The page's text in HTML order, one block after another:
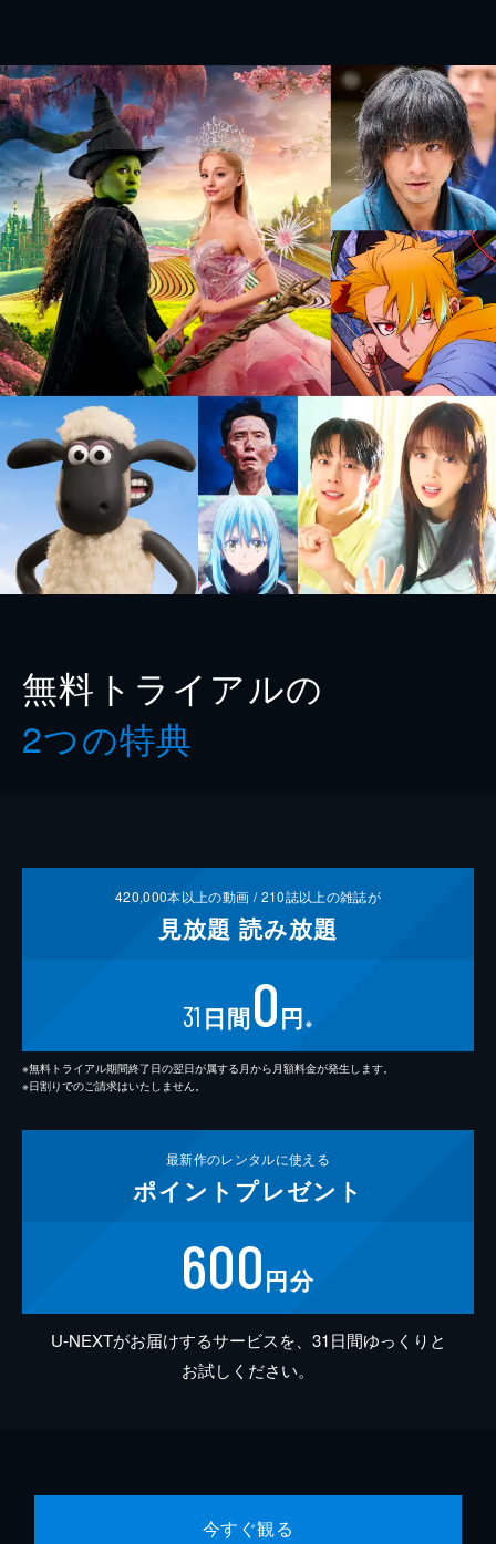
無料トライアルの
2つの特典
420,000本以上の動画 /210誌以上の雑誌が
見放題 読み放題
31 日間0円 ※
※無料トライアル期間終了日の翌日が属する月から月額料金が発生します。
※日割りでのご請求はいたしません。
最新作のレンタルに使える
ポイント プレゼント
600円分
U-NEXTがお届けするサービスを、31日間ゆっくりと
お試しください。
今すぐ観る